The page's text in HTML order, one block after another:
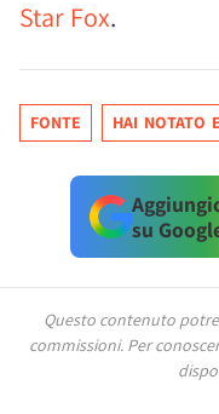
Star Fox.
FONTE HAI NOTATO
su
Questo contenuto
commissioni. Per